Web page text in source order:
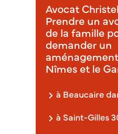
Avocat
Prendre un
de la famille
demander un
Nîmes et le
à Beaucaire
à Saint-Gilles